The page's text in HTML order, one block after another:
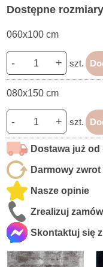
Dostępne rozmiary
060x100 cm
- + szt.
080x150 cm
- + szt.
Dostawa już od
Darmowy
Nasze opinie
Zrealizuj
Skontaktuj się